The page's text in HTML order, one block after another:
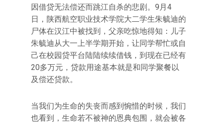
因借贷无法偿还而跳江自杀的悲剧。9月4
日，陕西航空职业技术学院大二学生朱毓迪的
尸体在汉江中被找到，父亲吃惊地得知：儿子
朱毓迪从大一上半学期开始，让同学帮忙或自
己在校园贷平台陆陆续续借钱，到现在已经有
20多万元，贷款用途基本就是和同学聚餐以
及偿还贷款。
当我们为生命的失丧而感到惋惜的时候，我们
也看到，生命若不被神的恩典包围，就会被各